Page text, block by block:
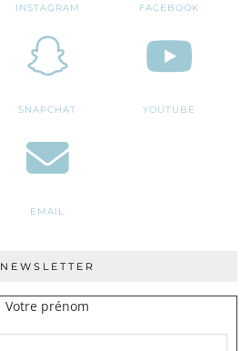
INSTAGRAM FACEBOOK
SNAPCHAT YOUTUBE
EMAIL
NEWSLETTER
Votre prénom